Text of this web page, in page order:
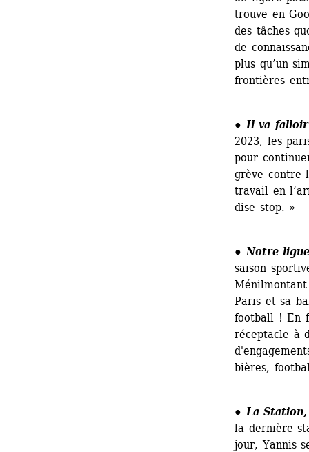
trouve en
des tâches
de
plus qu’un
frontières
● Il va
2023, les
pour
grève contre
travail en
dise stop. »
● Notre
saison
Paris et sa
football ! En
réceptacle à
bières,
● La Station,
la dernière
jour, Yannis